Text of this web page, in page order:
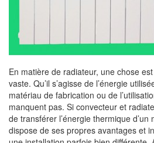
En matière de radiateur, une chose
vaste. Qu’il s’agisse de l’énergie
matériau de fabrication ou de
manquent pas. Si convecteur et
de transférer l’énergie thermique
dispose de ses propres avantages et